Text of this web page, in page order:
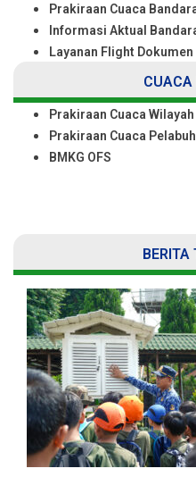
Prakiraan Cuaca
Informasi Aktual
Layanan Flight Dokumen
Prakiraan Cuaca
Prakiraan Cuaca
BMKG OFS
BERITA